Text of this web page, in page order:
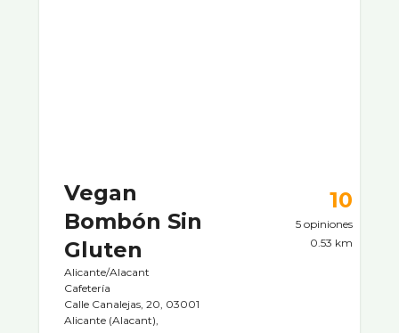
Vegan
Bombón Sin
Gluten
Alicante/Alacant
Cafeterí­a
Calle Canalejas, 20, 03001
Alicante (Alacant),
10
5 opiniones
0.53 km